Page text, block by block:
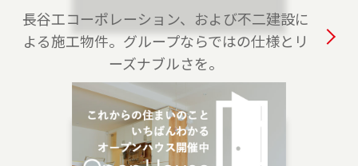
2023-04-06
板橋店が移転のうえ、池袋センターとしてオープ
ンしました。豊島区・板橋区・文京区のお住ま
いのご売却、 ご購入をご検討の方は、是非ご相
談ください。 フリーダイアル（0120-875-101）
よりお気軽にどうぞ！
長谷工コーポレーション、および不二建設に
よる施工物件。グループならではの仕様とリ
ーズナブルさを。